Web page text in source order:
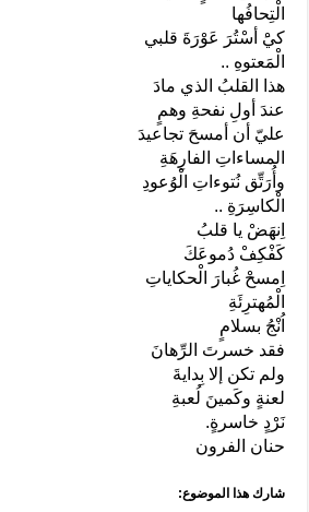
الْتِحافُها
كيَْ أسْتُرَ عَوْرَةَ قلبي
الْمَعتوهِ ..
هذا القلبُ الذي مادَ
عندَ أولِ نفحةِ وهمٍ
عليّ أن أمسحَ تجاعيدَ
المساءاتِ الفارِهَةِ
وأُرَتِّق نُتوءاتِ الْوُعودِ
الْكاسِرَةِ ..
اِنهَضْ يا قلبُ
كَفْكِفْ دُموعَكَ
اِمسحْ غُبارَ الْحكاياتِ
الْمُهترِئَةِ
اُنْجُ بسلامٍ
فقد خسرتَ الرِّهانَ
ولم تكن إلا بِدايةَ
لعنةٍ وكَمينَ لُعبةِ
نَرْدٍ خاسرةٍ.
حنان الفرون
شارك هذا الموضوع: